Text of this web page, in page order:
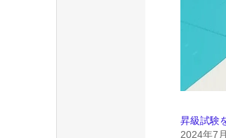
昇級試験
2024年7